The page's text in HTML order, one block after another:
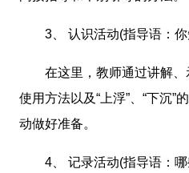
3、 认识活动(指导语：你
在这里，教师通过讲解、
使用方法以及“上浮”、“下沉”
动做好准备。
4、 记录活动(指导语：哪